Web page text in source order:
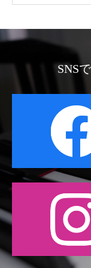
SNS